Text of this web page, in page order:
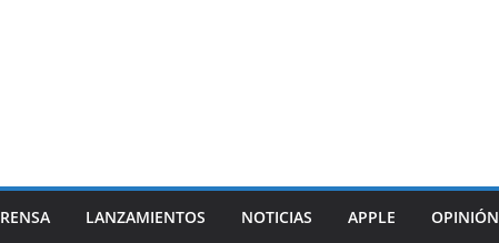
LANZAMIENTOS NOTICIAS APPLE OPINIÓN